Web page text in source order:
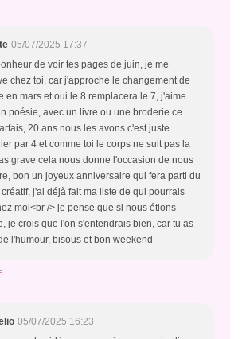
05/07/2025 17:37
de voir tes pages de juin, je me
chez toi, car j'approche le changement de
en mars et oui le 8 remplacera le 7, j'aime
poésie, avec un livre ou une broderie ce
20 ans nous les avons c'est juste
par 4 et comme toi le corps ne suit pas la
grave cela nous donne l'occasion de nous
bon un joyeux anniversaire qui fera parti du
j'ai déjà fait ma liste de qui pourrais
moi<br /> je pense que si nous étions
je crois que l'on s'entendrais bien, car tu as
l'humour, bisous et bon weekend
05/07/2025 16:23